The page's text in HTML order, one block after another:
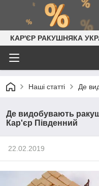
КАР'ЄР РАКУШНЯКА
Наші статті Де
Де видобувають
Кар'єр Південний
22.02.2019